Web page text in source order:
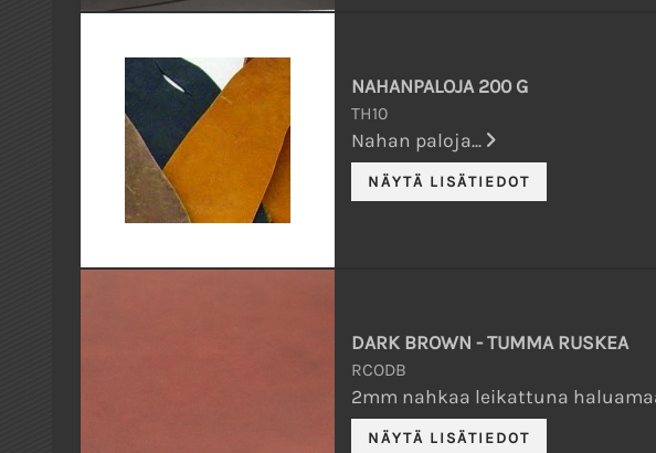
NAHANPALOJA 200 G
TH10
Nahan paloja...
DARK BROWN - TUMMA RUSKEA
RCODB
2mm nahkaa leikattuna